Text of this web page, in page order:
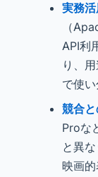
実務
（
API利
り、
で使
競合
Proな
と異
映画